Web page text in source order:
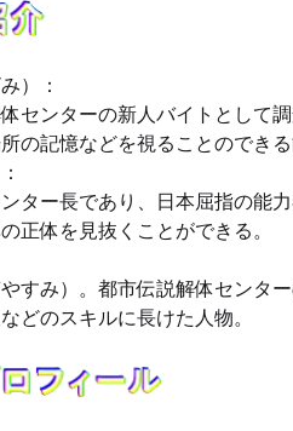
）：
センターの新人バイトとして
の記憶などを視ることのできる
ター長であり、日本屈指の能
正体を見抜くことができる。
すみ）。都市伝説解体センタ
どのスキルに長けた人物。